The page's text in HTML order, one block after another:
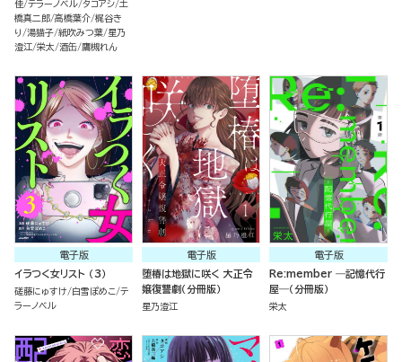
佳 テラーノベル タコアシ 土
橋真二郎 高橋葉介 梶谷き
り
湯猫子 紙吹みつ葉 星乃
澄江 栄太 酒缶 鷹槻れん
電子版
イラつく女リスト （3）
磋藤にゅすけ 白雪ぽめこ テ
ラーノベル
電子版
堕椿は地獄に咲く 大正令
嬢復讐劇（分冊版）
星乃澄江
電子版
Re:member ―記憶代行
屋―（分冊版）
栄太